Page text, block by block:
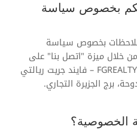
بخصوص سياسة
بخصوص سياسة
خلال ميزة "اتصل بنا" على
الموقع، أو عبر البريد العادي إلى FGREALTY – فايند جريت ريالتي
برج الجزيرة التجاري.
الخصوصية؟